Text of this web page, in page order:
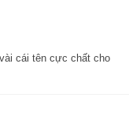
cái tên cực chất cho